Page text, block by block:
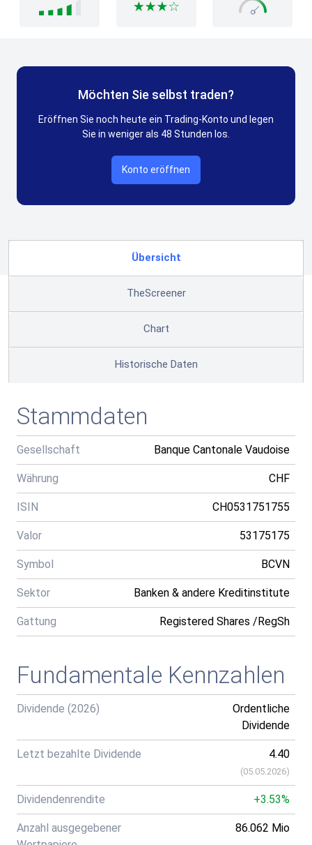
Möchten Sie selbst traden?
Eröffnen Sie noch heute ein Trading-Konto und legen
Sie in weniger als 48 Stunden los.
Konto eröffnen
Übersicht
TheScreener
Chart
Historische Daten
Stammdaten
Gesellschaft Banque Cantonale Vaudoise
Währung CHF
ISIN CH0531751755
Valor 53175175
Symbol BCVN
Sektor Banken & andere Kreditinstitute
Gattung Registered Shares /RegSh
Fundamentale Kennzahlen
Dividende (2026)
Ordentliche
Dividende
Letzt bezahlte Dividende 4.40
(05.05.2026)
Dividendenrendite +3.53%
Anzahl ausgegebener
86.062 Mio